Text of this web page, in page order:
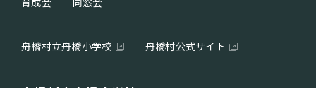
舟橋村立舟橋小学校 舟橋村公式サイト